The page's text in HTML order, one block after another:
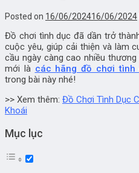
Posted on 16/06/202416/06/2024
Đồ chơi tình dục đã dần trở
cuộc yêu, giúp cải thiện và làm
cầu ngày càng cao nhiều
mới là các hãng đồ chơi tình
trong bài này nhé!
>> Xem thêm: Đồ Chơi Tình Dục
Khoái
Mục lục